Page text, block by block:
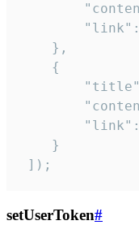
    },
    {
    }
]);
setUserToken#